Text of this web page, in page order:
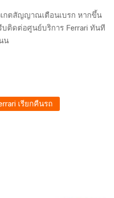
เกตสัญญาณเตือนเบรก หากขึ้น
ติดต่อศูนย์บริการ Ferrari ทันที
น
เรียกคืนรถ